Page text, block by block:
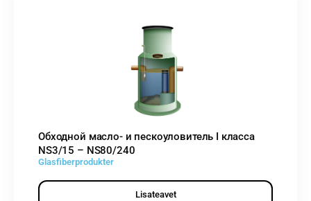
Обходной масло- и пескоуловитель I класса
NS3/15 – NS80/240
Glasfiberprodukter
Lisateavet